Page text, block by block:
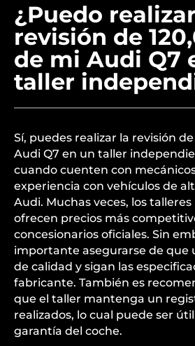
¿Puedo
revisión de
de mi Audi Q7
taller
Sí, puedes realizar la revisión
Audi Q7 en un taller
cuando cuenten con
experiencia con vehículos de
Audi. Muchas veces, los
ofrecen precios más
concesionarios oficiales. Sin
importante asegurarse de que
de calidad y sigan las
fabricante. También es
que el taller mantenga un
realizados, lo cual puede ser
garantía del coche.